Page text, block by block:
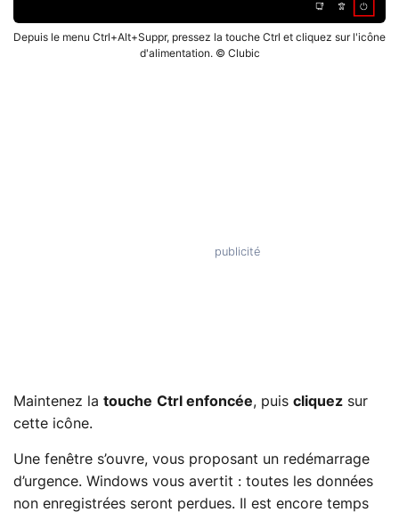
Depuis le menu Ctrl+Alt+Suppr, pressez la touche Ctrl et cliquez sur l'icône
d'alimentation. © Clubic
Maintenez la touche Ctrl enfoncée, puis cliquez sur
cette icône.
Une fenêtre s’ouvre, vous proposant un redémarrage
d’urgence. Windows vous avertit : toutes les données
non enregistrées seront perdues. Il est encore temps